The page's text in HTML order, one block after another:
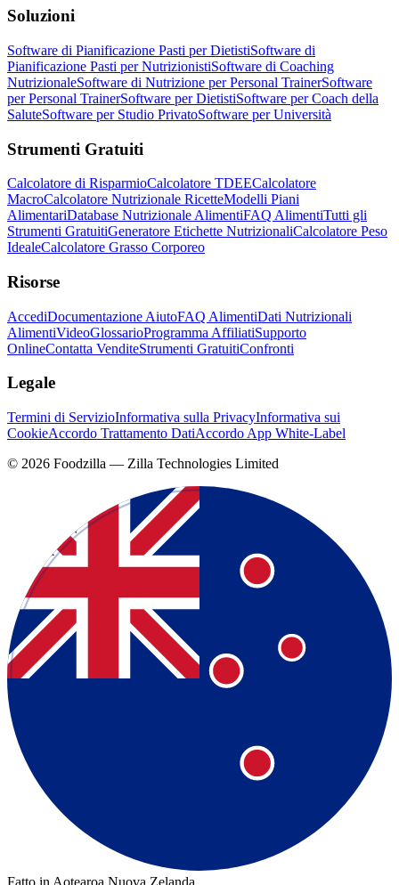
Soluzioni
Software di Pianificazione Pasti per DietistiSoftware di
Pianificazione Pasti per NutrizionistiSoftware di Coaching
NutrizionaleSoftware di Nutrizione per Personal TrainerSoftware
per Personal TrainerSoftware per DietistiSoftware per Coach della
SaluteSoftware per Studio PrivatoSoftware per Università
Strumenti Gratuiti
Calcolatore di RisparmioCalcolatore TDEECalcolatore
MacroCalcolatore Nutrizionale RicetteModelli Piani
AlimentariDatabase Nutrizionale AlimentiFAQ AlimentiTutti gli
Strumenti GratuitiGeneratore Etichette NutrizionaliCalcolatore Peso
IdealeCalcolatore Grasso Corporeo
Risorse
AccediDocumentazione AiutoFAQ AlimentiDati Nutrizionali
AlimentiVideoGlossarioProgramma AffiliatiSupporto
OnlineContatta VenditeStrumenti GratuitiConfronti
Legale
Termini di ServizioInformativa sulla PrivacyInformativa sui
CookieAccordo Trattamento DatiAccordo App White-Label
© 2026 Foodzilla — Zilla Technologies Limited